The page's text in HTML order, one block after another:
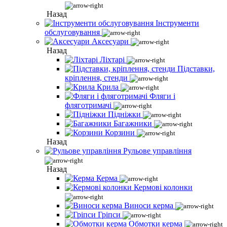
Назад
Інструменти
обслуговування
Аксесуари
Назад
Ліхтарі
Підставки,
кріплення, стенди
Крила
Фляги і
фляготримачі
Підніжки
Багажники
Корзини
Назад
Рульове управління
Назад
Керма
Кермові колонки
Виноси керма
Гріпси
Обмотки керма